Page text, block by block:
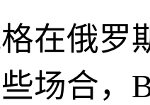
在俄罗
场合，